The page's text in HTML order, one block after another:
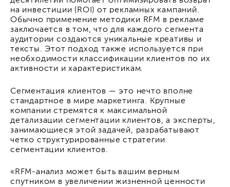
на инвестиции (ROI) от рекламных кампаний.
Обычно применение методики RFM в рекламе
заключается в том, что для каждого сегмента
аудитории создаются уникальные креативы и
тексты. Этот подход также используется при
необходимости классификации клиентов по их
активности и характеристикам.
Сегментация клиентов — это нечто вполне
стандартное в мире маркетинга. Крупные
компании стремятся к максимальной
детализации сегментации клиентов, а эксперты,
занимающиеся этой задачей, разрабатывают
четко структурированные стратегии
сегментации клиентов.
«RFM-анализ может быть вашим верным
спутником в увеличении жизненной ценности